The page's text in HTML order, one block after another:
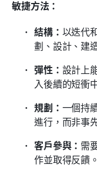
敏捷方法：
結構： 以迭代
劃、設計、建
彈性： 設計上
入後續的短衝
規劃： 一個持
進行，而非事
客戶參與： 需
作並取得反饋。